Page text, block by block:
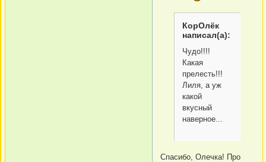
КорОлёк
написал(а):
Чудо!!!!
Какая
прелесть!!!
Лиля, а уж
какой
вкусный
наверное...
Спасибо, Олечка! Про